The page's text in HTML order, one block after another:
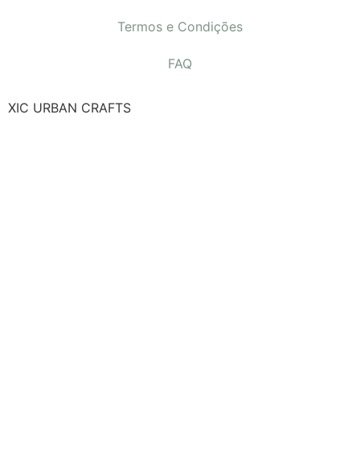
Termos e Condições
FAQ
XIC URBAN CRAFTS